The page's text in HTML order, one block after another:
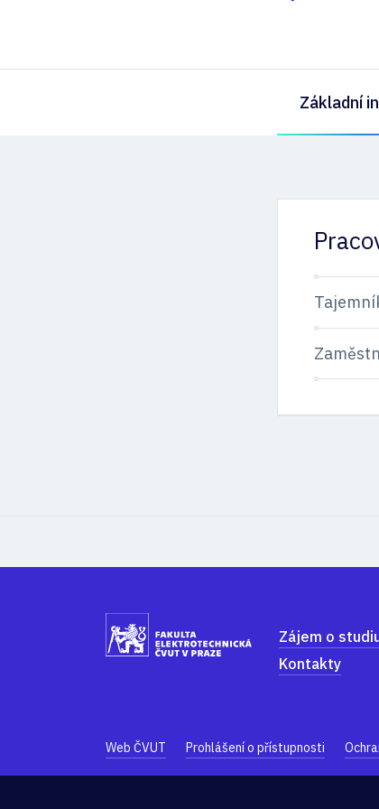
Základní
Zájem o
Kontakty
Web ČVUT Prohlášení o přístupnosti